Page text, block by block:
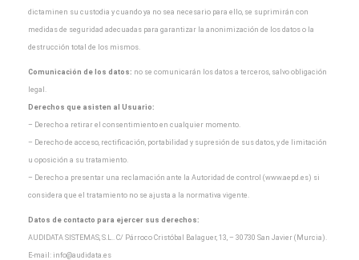
dictaminen su custodia y cuando ya no sea necesario para ello, se suprimirán con
medidas de seguridad adecuadas para garantizar la anonimización de los datos o la
destrucción total de los mismos.
Comunicación de los datos: no se comunicarán los datos a terceros, salvo obligación
legal.
Derechos que asisten al Usuario:
– Derecho a retirar el consentimiento en cualquier momento.
– Derecho de acceso, rectificación, portabilidad y supresión de sus datos, y de limitación
u oposición a su tratamiento.
– Derecho a presentar una reclamación ante la Autoridad de control (www.aepd.es) si
considera que el tratamiento no se ajusta a la normativa vigente.
Datos de contacto para ejercer sus derechos:
AUDIDATA SISTEMAS, S.L.. C/ Párroco Cristóbal Balaguer, 13, – 30730 San Javier (Murcia).
E-mail: info@audidata.es